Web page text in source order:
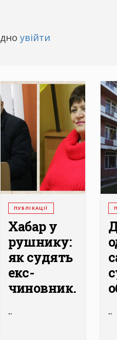
увійти
ПУБЛІКАЦІЇ
Хабар у
рушнику:
як судять
екс-
чиновник...
... ...